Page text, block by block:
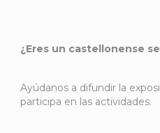
¿Eres un castellonense
Ayúdanos a difundir la
participa en las actividades.